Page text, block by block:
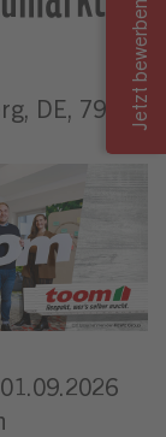
DE, 79650